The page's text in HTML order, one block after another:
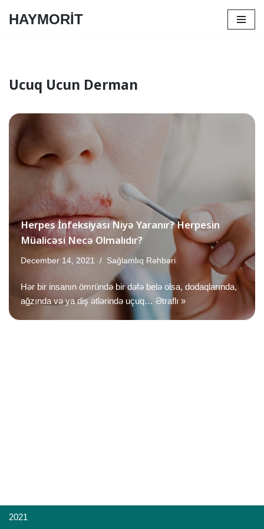
HAYMORİT
Ucuq Ucun Derman
Herpes İnfeksiyası Niyə Yaranır? Herpesin
Müalicəsi Necə Olmalıdır?
December 14, 2021 Sağlamlıq Rəhbəri
Hər bir insanın ömründə bir dəfə belə olsa, dodaqlarında,
ağzında və ya diş ətlərində uçuq… Ətraflı »
2021